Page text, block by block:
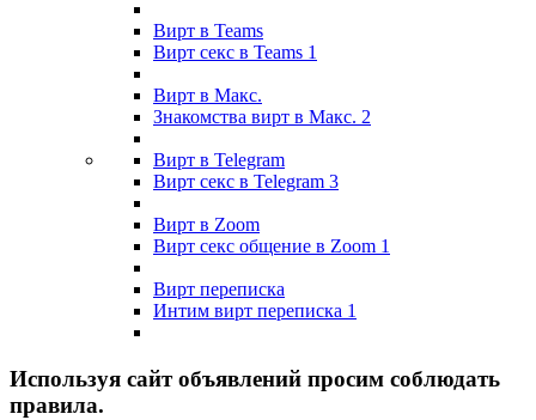
Вирт в Teams
Вирт секс в Teams 1
Вирт в Макс.
Знакомства вирт в Макс. 2
Вирт в Telegram
Вирт секс в Telegram 3
Вирт в Zoom
Вирт секс общение в Zoom 1
Вирт переписка
Интим вирт переписка 1
Используя сайт объявлений просим соблюдать
правила.